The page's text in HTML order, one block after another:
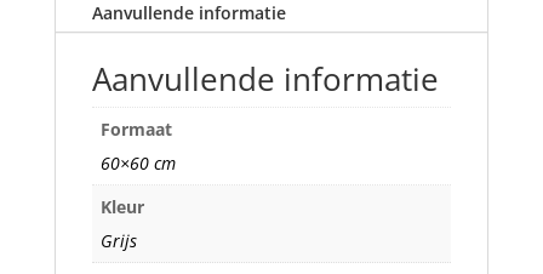
Aanvullende informatie
Aanvullende informatie
Formaat
60×60 cm
Kleur
Grijs